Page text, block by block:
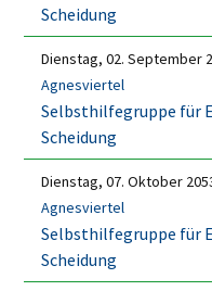
Scheidung
Dienstag, 02. September
Agnesviertel
Selbsthilfegruppe für
Scheidung
Dienstag, 07. Oktober
Agnesviertel
Selbsthilfegruppe für
Scheidung